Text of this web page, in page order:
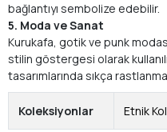
bağlantıyı sembolize edebilir.
5. Moda ve Sanat
Kurukafa, gotik ve punk
stilin göstergesi olarak
tasarımlarında sıkça
Koleksiyonlar Etnik